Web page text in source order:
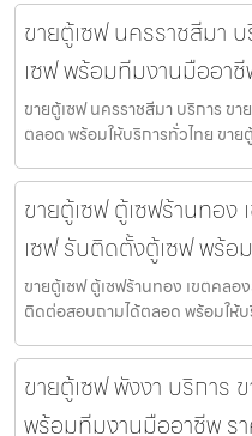
ขายตู้เซฟ นครราชสีมา
เซฟ พร้อมทีมงานมืออา
ขายตู้เซฟ นครราชสีมา บริการ ข
ตลอด พร้อมให้บริการทั่วไทย ขาย
ขายตู้เซฟ ตู้เซฟร้านทอง
เซฟ รับติดตั้งตู้เซฟ พร้
ขายตู้เซฟ ตู้เซฟร้านทอง เขตคล
ติดต่อสอบถามได้ตลอด พร้อมให้บ
ขายตู้เซฟ พังงา บริการ
พร้อมทีมงานมืออาชีพ ร